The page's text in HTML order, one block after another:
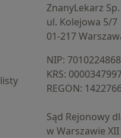
ZnanyLekarz
ul. Kolejowa 5/7
01-217
NIP: ⁠7010224868
KRS:
REGON:
Sąd Rejonowy
w Warszawie XII